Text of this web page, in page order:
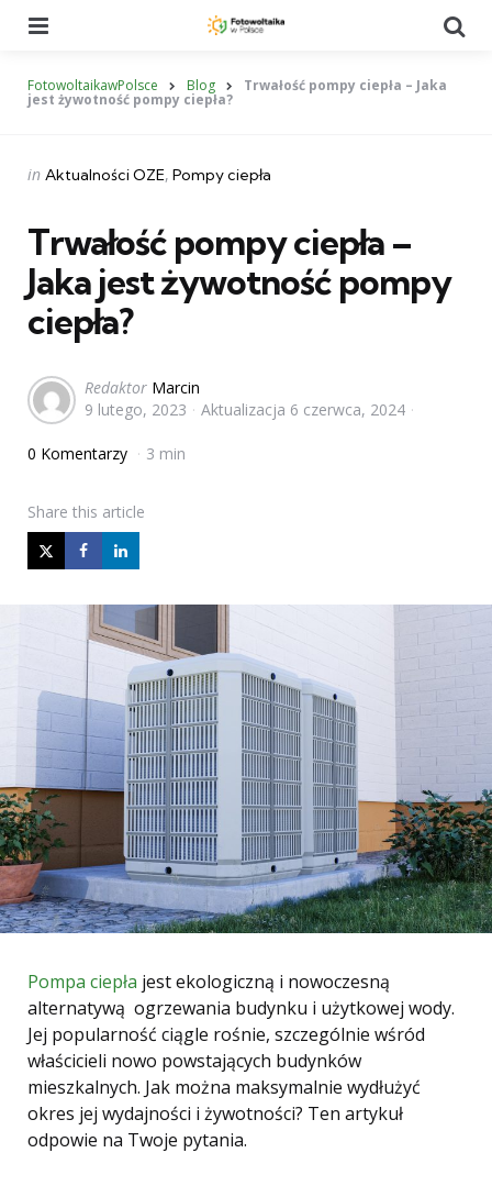
FotowoltaikawPolsce Blog Trwałość pompy ciepła – Jaka
jest żywotność pompy ciepła?
Categories
Posted
in Aktualności OZE Pompy ciepła
Trwałość pompy ciepła –
Jaka jest żywotność pompy
ciepła?
Posted
by
Redaktor Marcin
9 lutego, 2023
Aktualizacja 6 czerwca, 2024
0 Komentarzy 3 min
Share this article
Pompa ciepła jest ekologiczną i nowoczesną
alternatywą ogrzewania budynku i użytkowej wody.
Jej popularność ciągle rośnie, szczególnie wśród
właścicieli nowo powstających budynków
mieszkalnych. Jak można maksymalnie wydłużyć
okres jej wydajności i żywotności? Ten artykuł
odpowie na Twoje pytania.